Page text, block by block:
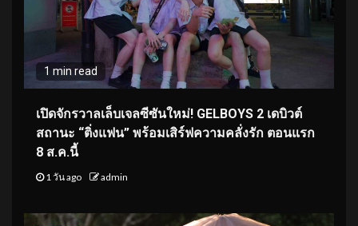
1 min read
เปิดจักรวาลเล็บเจลซีซันใหม่! GELBOYS 2 เดบิวต์
สถานะ “ติ่งแฟน” พร้อมเสิร์ฟความคลั่งรัก ตอนแรก
8 ส.ค.นี้
1 วัน ago admin